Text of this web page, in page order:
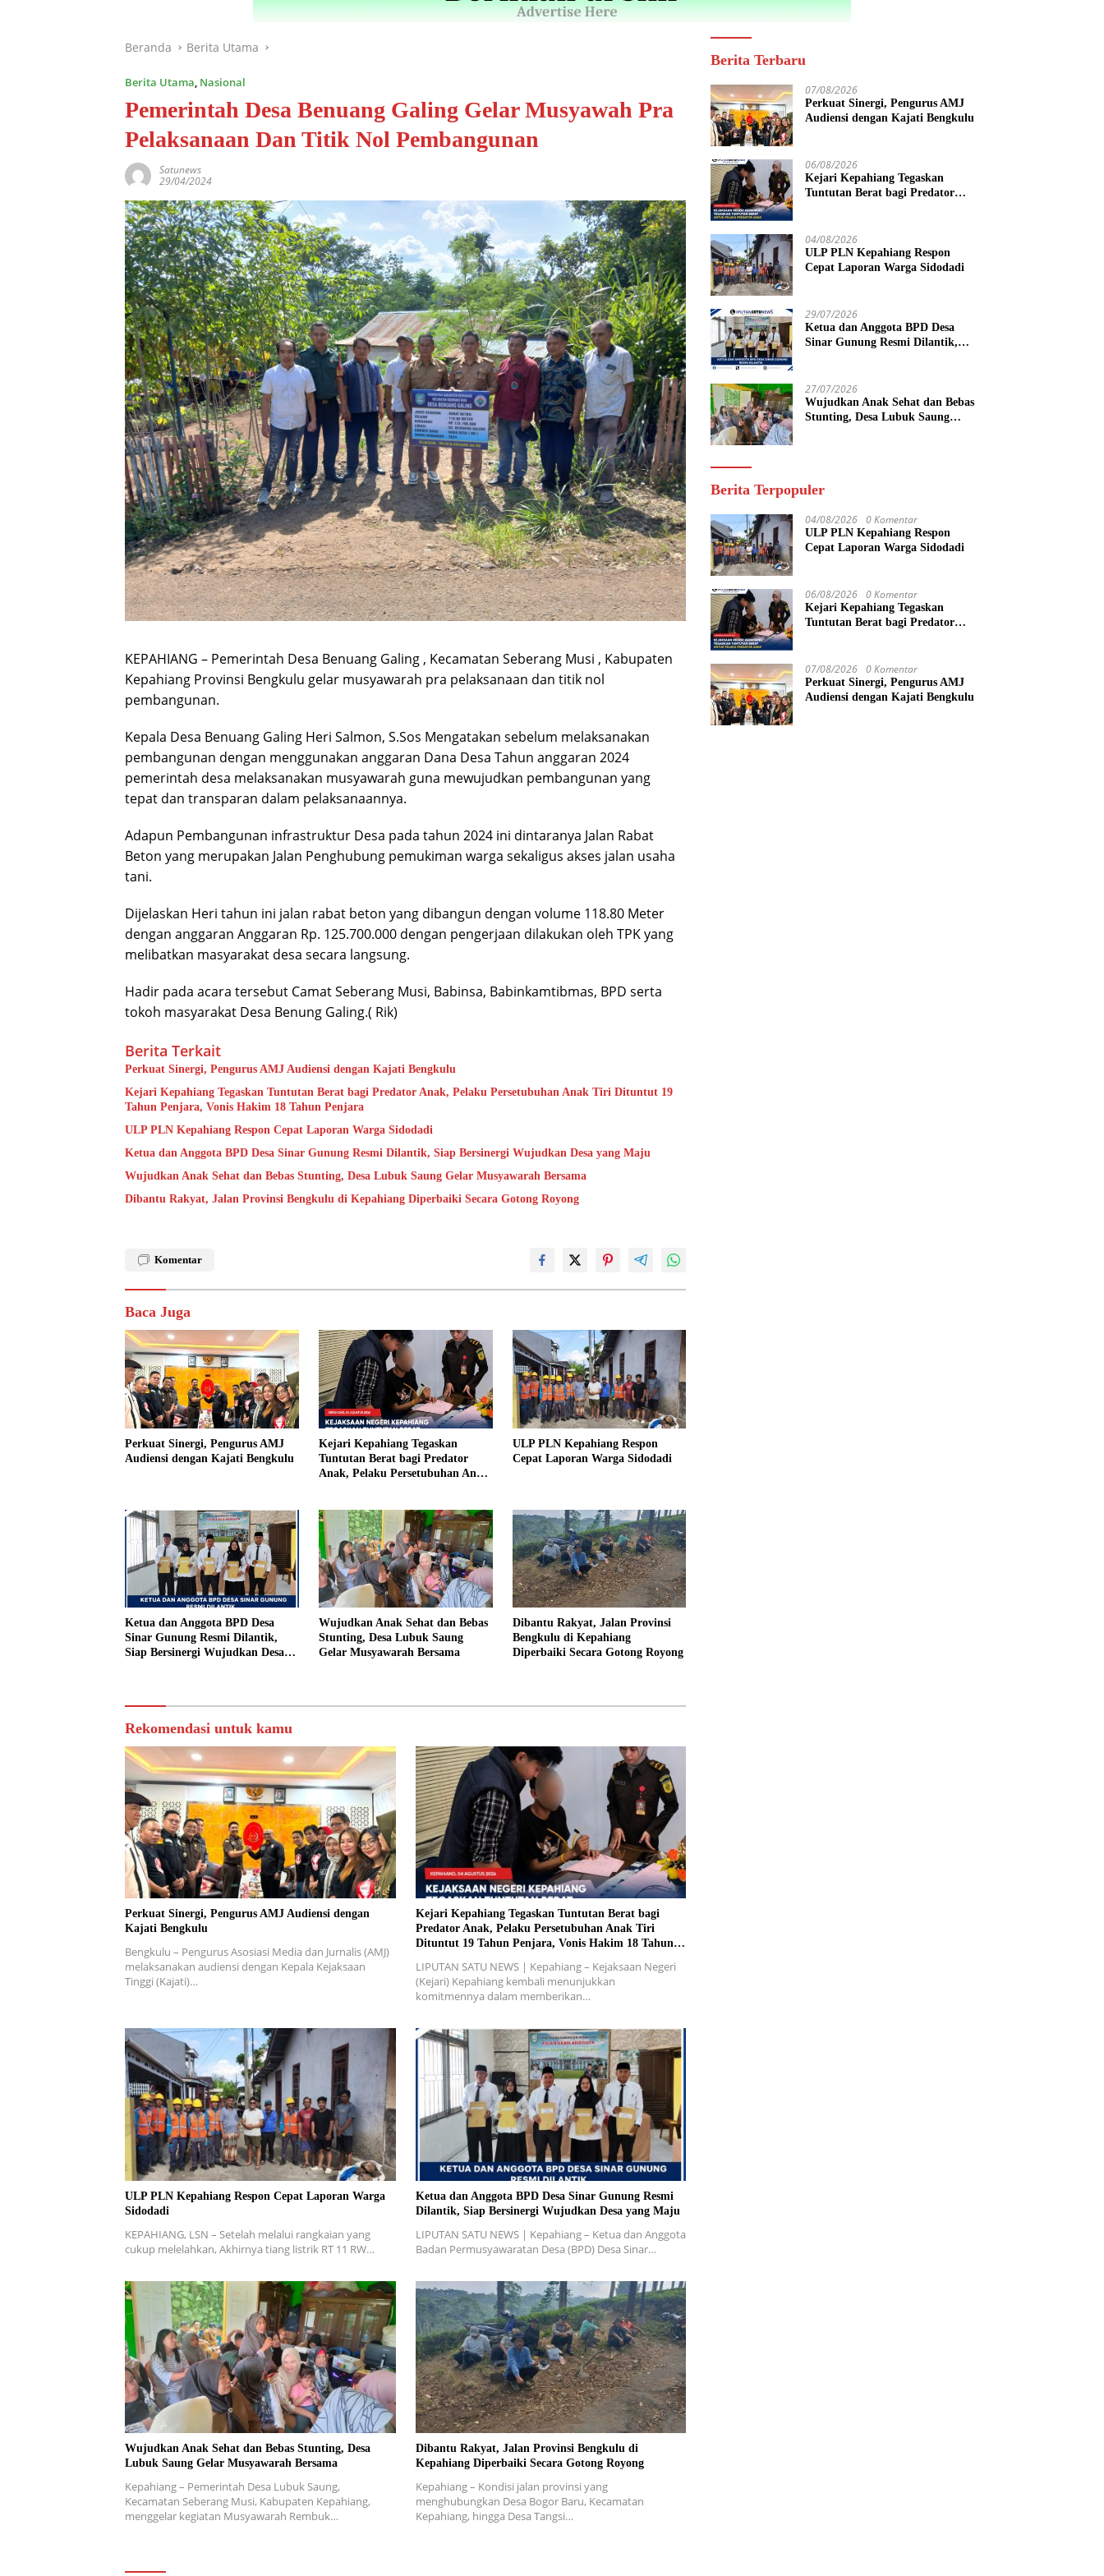
Beranda Berita Utama
Berita Utama, Nasional
Pemerintah Desa Benuang Galing Gelar Musyawah Pra
Pelaksanaan Dan Titik Nol Pembangunan
Satunews
29/04/2024
KEPAHIANG – Pemerintah Desa Benuang Galing , Kecamatan Seberang Musi , Kabupaten
Kepahiang Provinsi Bengkulu gelar musyawarah pra pelaksanaan dan titik nol
pembangunan.
Kepala Desa Benuang Galing Heri Salmon, S.Sos Mengatakan sebelum melaksanakan
pembangunan dengan menggunakan anggaran Dana Desa Tahun anggaran 2024
pemerintah desa melaksanakan musyawarah guna mewujudkan pembangunan yang
tepat dan transparan dalam pelaksanaannya.
Adapun Pembangunan infrastruktur Desa pada tahun 2024 ini dintaranya Jalan Rabat
Beton yang merupakan Jalan Penghubung pemukiman warga sekaligus akses jalan usaha
tani.
Dijelaskan Heri tahun ini jalan rabat beton yang dibangun dengan volume 118.80 Meter
dengan anggaran Anggaran Rp. 125.700.000 dengan pengerjaan dilakukan oleh TPK yang
melibatkan masyarakat desa secara langsung.
Hadir pada acara tersebut Camat Seberang Musi, Babinsa, Babinkamtibmas, BPD serta
tokoh masyarakat Desa Benung Galing.( Rik)
Berita Terkait
Perkuat Sinergi, Pengurus AMJ Audiensi dengan Kajati Bengkulu
Kejari Kepahiang Tegaskan Tuntutan Berat bagi Predator Anak, Pelaku Persetubuhan Anak Tiri Dituntut 19
Tahun Penjara, Vonis Hakim 18 Tahun Penjara
ULP PLN Kepahiang Respon Cepat Laporan Warga Sidodadi
Ketua dan Anggota BPD Desa Sinar Gunung Resmi Dilantik, Siap Bersinergi Wujudkan Desa yang Maju
Wujudkan Anak Sehat dan Bebas Stunting, Desa Lubuk Saung Gelar Musyawarah Bersama
Dibantu Rakyat, Jalan Provinsi Bengkulu di Kepahiang Diperbaiki Secara Gotong Royong
Komentar
Baca Juga
Perkuat Sinergi, Pengurus AMJ
Audiensi dengan Kajati Bengkulu
Kejari Kepahiang Tegaskan
Tuntutan Berat bagi Predator
Anak, Pelaku Persetubuhan Anak
ULP PLN Kepahiang Respon
Cepat Laporan Warga Sidodadi
Ketua dan Anggota BPD Desa
Sinar Gunung Resmi Dilantik,
Siap Bersinergi Wujudkan Desa
Wujudkan Anak Sehat dan Bebas
Stunting, Desa Lubuk Saung
Gelar Musyawarah Bersama
Dibantu Rakyat, Jalan Provinsi
Bengkulu di Kepahiang
Diperbaiki Secara Gotong Royong
Rekomendasi untuk kamu
Perkuat Sinergi, Pengurus AMJ Audiensi dengan
Kajati Bengkulu
Bengkulu – Pengurus Asosiasi Media dan Jurnalis (AMJ)
melaksanakan audiensi dengan Kepala Kejaksaan
Tinggi (Kajati)…
Kejari Kepahiang Tegaskan Tuntutan Berat bagi
Predator Anak, Pelaku Persetubuhan Anak Tiri
Dituntut 19 Tahun Penjara, Vonis Hakim 18 Tahun
LIPUTAN SATU NEWS | Kepahiang – Kejaksaan Negeri
(Kejari) Kepahiang kembali menunjukkan
komitmennya dalam memberikan…
ULP PLN Kepahiang Respon Cepat Laporan Warga
Sidodadi
KEPAHIANG, LSN – Setelah melalui rangkaian yang
cukup melelahkan, Akhirnya tiang listrik RT 11 RW…
Ketua dan Anggota BPD Desa Sinar Gunung Resmi
Dilantik, Siap Bersinergi Wujudkan Desa yang Maju
LIPUTAN SATU NEWS | Kepahiang – Ketua dan Anggota
Badan Permusyawaratan Desa (BPD) Desa Sinar…
Wujudkan Anak Sehat dan Bebas Stunting, Desa
Lubuk Saung Gelar Musyawarah Bersama
Kepahiang – Pemerintah Desa Lubuk Saung,
Kecamatan Seberang Musi, Kabupaten Kepahiang,
menggelar kegiatan Musyawarah Rembuk…
Dibantu Rakyat, Jalan Provinsi Bengkulu di
Kepahiang Diperbaiki Secara Gotong Royong
Kepahiang – Kondisi jalan provinsi yang
menghubungkan Desa Bogor Baru, Kecamatan
Kepahiang, hingga Desa Tangsi…
Berita Terbaru
07/08/2026
Perkuat Sinergi, Pengurus AMJ
Audiensi dengan Kajati Bengkulu
06/08/2026
Kejari Kepahiang Tegaskan
Tuntutan Berat bagi Predator
Vonis Hakim 18 Tahun Penjara
04/08/2026
ULP PLN Kepahiang Respon
Cepat Laporan Warga Sidodadi
29/07/2026
Ketua dan Anggota BPD Desa
Sinar Gunung Resmi Dilantik,
27/07/2026
Wujudkan Anak Sehat dan Bebas
Stunting, Desa Lubuk Saung
Berita Terpopuler
04/08/2026 0 Komentar
ULP PLN Kepahiang Respon
Cepat Laporan Warga Sidodadi
06/08/2026 0 Komentar
Kejari Kepahiang Tegaskan
Tuntutan Berat bagi Predator
Vonis Hakim 18 Tahun Penjara
07/08/2026 0 Komentar
Perkuat Sinergi, Pengurus AMJ
Audiensi dengan Kajati Bengkulu